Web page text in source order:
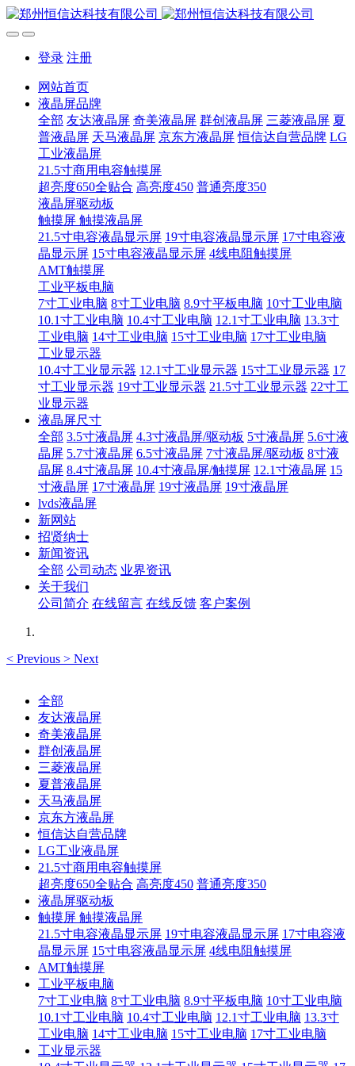
登录 注册
网站首页
液晶屏品牌
全部 友达液晶屏 奇美液晶屏 群创液晶屏 三菱液晶屏 夏
普液晶屏 天马液晶屏 京东方液晶屏 恒信达自营品牌 LG
工业液晶屏
21.5寸商用电容触摸屏
超亮度650全贴合 高亮度450 普通亮度350
液晶屏驱动板
触摸屏 触摸液晶屏
21.5寸电容液晶显示屏 19寸电容液晶显示屏 17寸电容液
晶显示屏 15寸电容液晶显示屏 4线电阻触摸屏
AMT触摸屏
工业平板电脑
7寸工业电脑 8寸工业电脑 8.9寸平板电脑 10寸工业电脑
10.1寸工业电脑 10.4寸工业电脑 12.1寸工业电脑 13.3寸
工业电脑 14寸工业电脑 15寸工业电脑 17寸工业电脑
工业显示器
10.4寸工业显示器 12.1寸工业显示器 15寸工业显示器 17
寸工业显示器 19寸工业显示器 21.5寸工业显示器 22寸工
业显示器
液晶屏尺寸
全部 3.5寸液晶屏 4.3寸液晶屏/驱动板 5寸液晶屏 5.6寸液
晶屏 5.7寸液晶屏 6.5寸液晶屏 7寸液晶屏/驱动板 8寸液
晶屏 8.4寸液晶屏 10.4寸液晶屏/触摸屏 12.1寸液晶屏 15
寸液晶屏 17寸液晶屏 19寸液晶屏 19寸液晶屏
lvds液晶屏
新网站
招贤纳士
新闻资讯
全部 公司动态 业界资讯
关于我们
公司简介 在线留言 在线反馈 客户案例
< Previous > Next
全部
友达液晶屏
奇美液晶屏
群创液晶屏
三菱液晶屏
夏普液晶屏
天马液晶屏
京东方液晶屏
恒信达自营品牌
LG工业液晶屏
21.5寸商用电容触摸屏
超亮度650全贴合 高亮度450 普通亮度350
液晶屏驱动板
触摸屏 触摸液晶屏
21.5寸电容液晶显示屏 19寸电容液晶显示屏 17寸电容液
晶显示屏 15寸电容液晶显示屏 4线电阻触摸屏
AMT触摸屏
工业平板电脑
7寸工业电脑 8寸工业电脑 8.9寸平板电脑 10寸工业电脑
10.1寸工业电脑 10.4寸工业电脑 12.1寸工业电脑 13.3寸
工业电脑 14寸工业电脑 15寸工业电脑 17寸工业电脑
工业显示器